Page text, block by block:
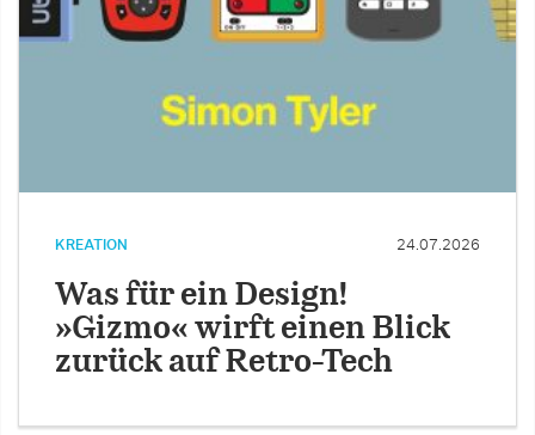
KREATION 24.07.2026
Was für ein Design!
»Gizmo« wirft einen Blick
zurück auf Retro-Tech